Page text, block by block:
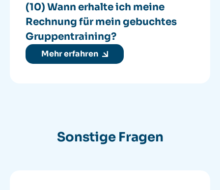
(10) Wann erhalte ich meine
Rechnung für mein gebuchtes
Gruppentraining?
Mehr erfahren
Sonstige Fragen